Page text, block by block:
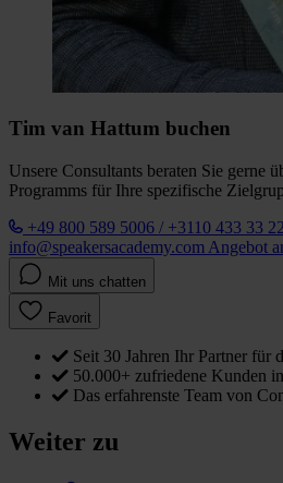
Tim van Hattum buchen
Unsere Consultants beraten Sie gerne
Programms für Ihre spezifische
+49 800 589 5006 / +3110 433 33 22
info@speakersacademy.com Angebot
Mit uns chatten
Favorit
Seit 30 Jahren Ihr Partner für
50.000+ zufriedene Kunden
Das erfahrenste Team von
Weiter zu